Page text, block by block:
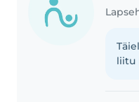
liitu